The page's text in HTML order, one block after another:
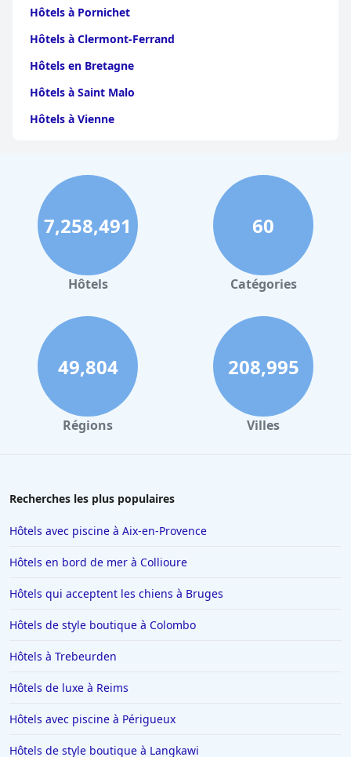
Hôtels à Pornichet
Hôtels à Clermont-Ferrand
Hôtels en Bretagne
Hôtels à Saint Malo
Hôtels à Vienne
Hôtels à Perpignan
Hôtels au Grand-Bornand
Hôtels à Strasbourg
Hôtels à Valence
Hôtels à Gerardmer
Hôtels à Narbonne
Hôtels à Bordeaux
Hôtels à Chambord
Hôtels à Madrid
Hôtels à Porto-Vecchio
Hôtels à Thoiry
Hôtels à Orléans
Hôtels au Cap d'Agde
Hôtels à La Grande-Motte
7,258,491
Hôtels
60
Catégories
49,804
Régions
208,995
Villes
Recherches les plus populaires
Hôtels avec piscine à Aix-en-Provence
Hôtels en bord de mer à Collioure
Hôtels qui acceptent les chiens à Bruges
Hôtels de style boutique à Colombo
Hôtels à Trebeurden
Hôtels de luxe à Reims
Hôtels avec piscine à Périgueux
Hôtels de style boutique à Langkawi